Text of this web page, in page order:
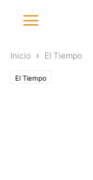
Inicio El Tiempo
El Tiempo